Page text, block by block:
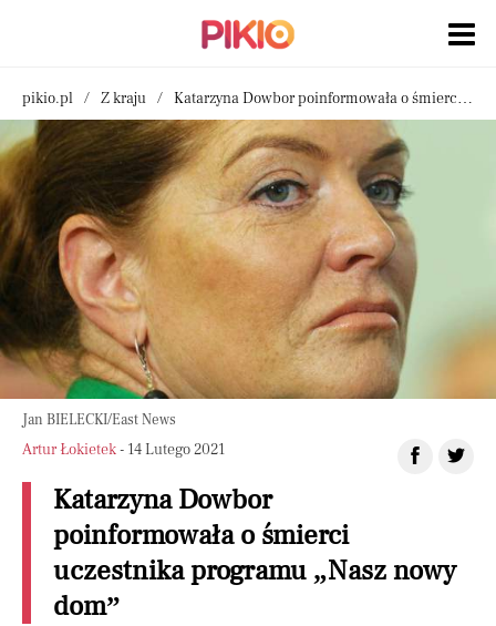
pikio.pl Z kraju Katarzyna Dowbor poinformowała o śmierci uczestnika programu „Nasz nowy dom”
Jan BIELECKI/East News
Artur Łokietek- 14 Lutego 2021
Katarzyna Dowbor
poinformowała o śmierci
uczestnika programu „Nasz nowy
dom”